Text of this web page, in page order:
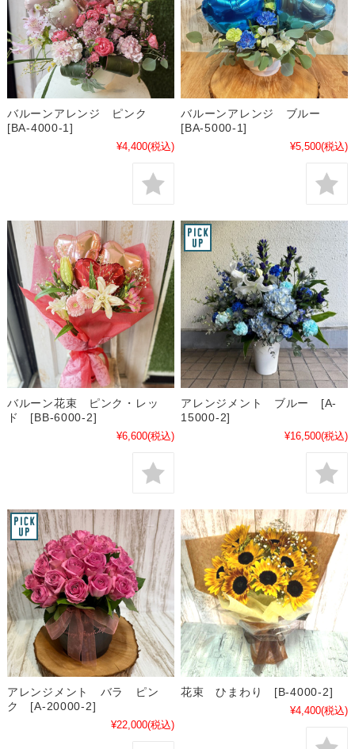
バルーンアレンジ ピンク
[BA-4000-1]
¥4,400(税込)
バルーンアレンジ ブルー
[BA-5000-1]
¥5,500(税込)
バルーン花束 ピンク・レッ
ド [BB-6000-2]
¥6,600(税込)
アレンジメント ブルー [A-
15000-2]
¥16,500(税込)
アレンジメント バラ ピン
ク [A-20000-2]
¥22,000(税込)
花束 ひまわり [B-4000-2]
¥4,400(税込)